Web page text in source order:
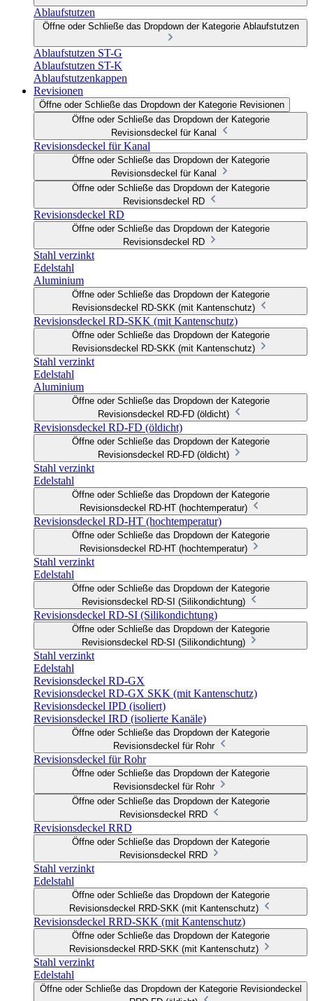
Ablaufstutzen
Öffne oder Schließe das Dropdown der Kategorie Ablaufstutzen
Ablaufstutzen ST-G
Ablaufstutzen ST-K
Ablaufstutzenkappen
Revisionen
Öffne oder Schließe das Dropdown der Kategorie Revisionen
Öffne oder Schließe das Dropdown der Kategorie
Revisionsdeckel für Kanal
Revisionsdeckel für Kanal
Öffne oder Schließe das Dropdown der Kategorie
Revisionsdeckel für Kanal
Öffne oder Schließe das Dropdown der Kategorie
Revisionsdeckel RD
Revisionsdeckel RD
Öffne oder Schließe das Dropdown der Kategorie
Revisionsdeckel RD
Stahl verzinkt
Edelstahl
Aluminium
Öffne oder Schließe das Dropdown der Kategorie
Revisionsdeckel RD-SKK (mit Kantenschutz)
Revisionsdeckel RD-SKK (mit Kantenschutz)
Öffne oder Schließe das Dropdown der Kategorie
Revisionsdeckel RD-SKK (mit Kantenschutz)
Stahl verzinkt
Edelstahl
Aluminium
Öffne oder Schließe das Dropdown der Kategorie
Revisionsdeckel RD-FD (öldicht)
Revisionsdeckel RD-FD (öldicht)
Öffne oder Schließe das Dropdown der Kategorie
Revisionsdeckel RD-FD (öldicht)
Stahl verzinkt
Edelstahl
Öffne oder Schließe das Dropdown der Kategorie
Revisionsdeckel RD-HT (hochtemperatur)
Revisionsdeckel RD-HT (hochtemperatur)
Öffne oder Schließe das Dropdown der Kategorie
Revisionsdeckel RD-HT (hochtemperatur)
Stahl verzinkt
Edelstahl
Öffne oder Schließe das Dropdown der Kategorie
Revisionsdeckel RD-SI (Silikondichtung)
Revisionsdeckel RD-SI (Silikondichtung)
Öffne oder Schließe das Dropdown der Kategorie
Revisionsdeckel RD-SI (Silikondichtung)
Stahl verzinkt
Edelstahl
Revisionsdeckel RD-GX
Revisionsdeckel RD-GX SKK (mit Kantenschutz)
Revisionsdeckel IPD (isoliert)
Revisionsdeckel IRD (isolierte Kanäle)
Öffne oder Schließe das Dropdown der Kategorie
Revisionsdeckel für Rohr
Revisionsdeckel für Rohr
Öffne oder Schließe das Dropdown der Kategorie
Revisionsdeckel für Rohr
Öffne oder Schließe das Dropdown der Kategorie
Revisionsdeckel RRD
Revisionsdeckel RRD
Öffne oder Schließe das Dropdown der Kategorie
Revisionsdeckel RRD
Stahl verzinkt
Edelstahl
Öffne oder Schließe das Dropdown der Kategorie
Revisionsdeckel RRD-SKK (mit Kantenschutz)
Revisionsdeckel RRD-SKK (mit Kantenschutz)
Öffne oder Schließe das Dropdown der Kategorie
Revisionsdeckel RRD-SKK (mit Kantenschutz)
Stahl verzinkt
Edelstahl
Öffne oder Schließe das Dropdown der Kategorie Revisiondeckel